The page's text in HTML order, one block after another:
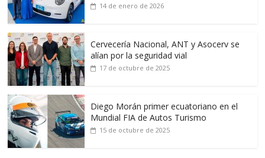
14 de enero de 2026
Cervecería Nacional, ANT y Asocerv se
alían por la seguridad vial
17 de octubre de 2025
Diego Morán primer ecuatoriano en el
Mundial FIA de Autos Turismo
15 de octubre de 2025